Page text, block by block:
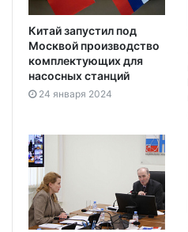
Китай запустил под
Москвой производство
комплектующих для
насосных станций
24 января 2024